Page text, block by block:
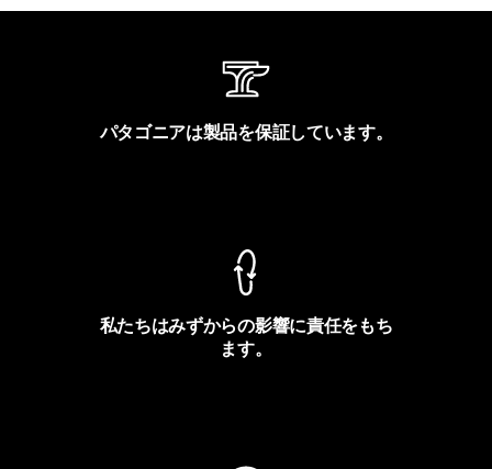
パタゴニアは製品を保証しています。
私たちはみずからの影響に責任をもち
ます。